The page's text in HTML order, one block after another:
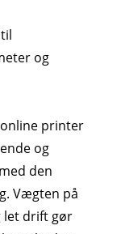
og
printer
og
den
Vægten på
let drift gør